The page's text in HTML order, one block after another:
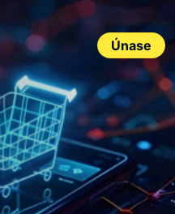
Únase